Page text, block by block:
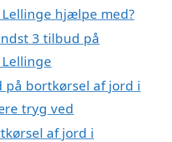
hjælpe med?
3 tilbud på
på bortkørsel af jord i
tryg ved
af jord i